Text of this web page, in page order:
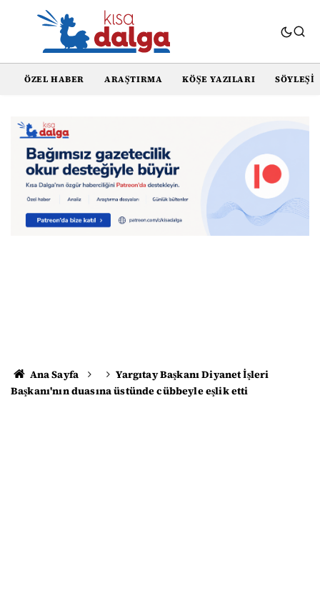
ÖZEL HABER ARAŞTIRMA KÖŞE YAZILARI SÖYLEŞI
Ana Sayfa
Yargıtay Başkanı Diyanet İşleri
Başkanı'nın duasına üstünde cübbeyle eşlik etti